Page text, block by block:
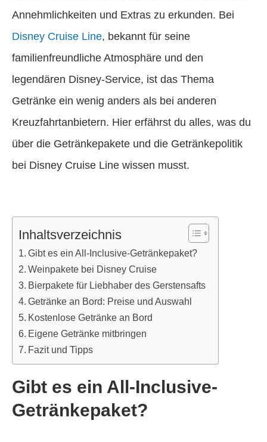
Annehmlichkeiten und Extras zu erkunden. Bei
Disney Cruise Line, bekannt für seine
familienfreundliche Atmosphäre und den
legendären Disney-Service, ist das Thema
Getränke ein wenig anders als bei anderen
Kreuzfahrtanbietern. Hier erfährst du alles, was du
über die Getränkepakete und die Getränkepolitik
bei Disney Cruise Line wissen musst.
Inhaltsverzeichnis
Gibt es ein All-Inclusive-Getränkepaket?
Weinpakete bei Disney Cruise
Bierpakete für Liebhaber des Gerstensafts
Getränke an Bord: Preise und Auswahl
Kostenlose Getränke an Bord
Eigene Getränke mitbringen
Fazit und Tipps
Gibt es ein All-Inclusive-
Getränkepaket?